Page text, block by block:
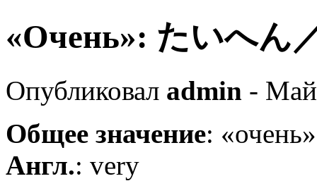
«Очень»: たいへん
Опубликовал admin -
Общее значение:
Англ.: very